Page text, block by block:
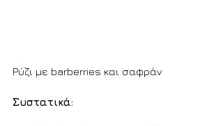
Ρύζι με barberries και σαφράν
Συστατικά: